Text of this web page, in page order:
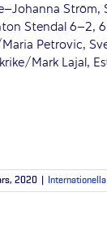
Stendal 6–2,
Petrovic,
Mark Lajal,
2020